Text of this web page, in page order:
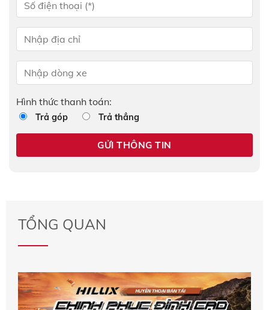
Hình thức thanh toán:
Trả góp Trả thẳng
TỔNG QUAN